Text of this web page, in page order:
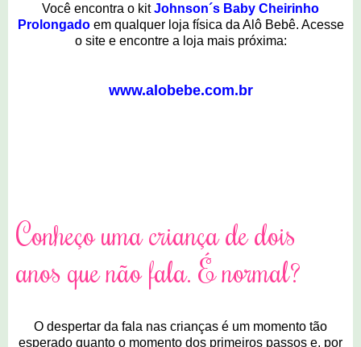
Você encontra o kitJohnson´s Baby Cheirinho
Prolongadoem qualquer loja física da Alô Bebê. Acesse
o site e encontre a loja mais próxima:
www.alobebe.com.br
Conheço uma criança de dois
anos que não fala. É normal?
O despertar da fala nas crianças é um momento tão
esperado quanto o momento dos primeiros passos e, por